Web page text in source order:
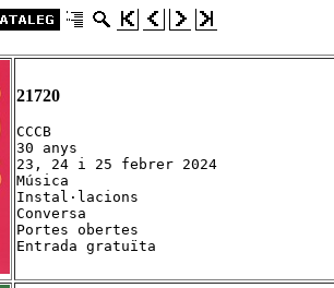
21720
CCCB
30 anys
23, 24 i 25 febrer 2024
Música
Instal·lacions
Conversa
Portes obertes
Entrada gratuïta